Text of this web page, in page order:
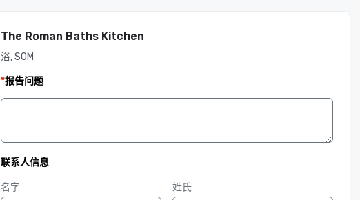
The Roman Baths Kitchen
浴, SOM
*报告问题
联系人信息
名字 姓氏